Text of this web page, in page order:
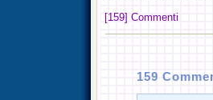
[159] Commenti
159